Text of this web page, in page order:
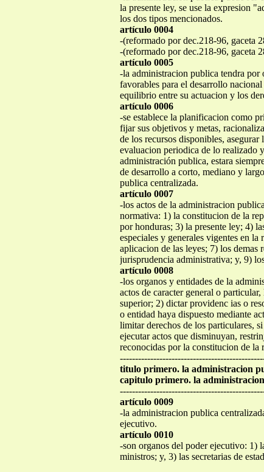
la presente ley, se use la expresion
los dos tipos mencionados.
artículo 0004
-(reformado por dec.218-96, gaceta
-(reformado por dec.218-96, gaceta
artículo 0005
-la administracion publica tendra por
favorables para el desarrollo
equilibrio entre su actuacion y los
artículo 0006
-se establece la planificacion como
fijar sus objetivos y metas,
de los recursos disponibles,
evaluacion periodica de lo realizado
administración publica, estara
de desarrollo a corto, mediano y
publica centralizada.
artículo 0007
-los actos de la administracion
normativa: 1) la constitucion de la
por honduras; 3) la presente ley; 4)
especiales y generales vigentes en
aplicacion de las leyes; 7) los demas
jurisprudencia administrativa; y, 9)
artículo 0008
-los organos y entidades de la
actos de caracter general o
superior; 2) dictar providenc ias o
o entidad haya dispuesto mediante
limitar derechos de los particulares,
ejecutar actos que disminuyan,
reconocidas por la constitucion de la
titulo primero. la administracion
capitulo primero. la
artículo 0009
-la administracion publica
ejecutivo.
artículo 0010
-son organos del poder ejecutivo: 1)
ministros; y, 3) las secretarias de